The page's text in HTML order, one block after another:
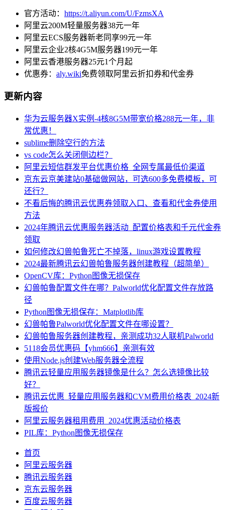
官方活动： https://t.aliyun.com/U/FzmsXA
阿里云200M轻量服务器38元一年
阿里云ECS服务器新老同享99元一年
阿里云企业2核4G5M服务器199元一年
阿里云香港服务器25元1个月起
优惠券： aly.wiki免费领取阿里云折扣券和代金券
更新内容
华为云服务器X实例-4核8G5M带宽价格288元一年，非
常优惠！
sublime删除空行的方法
vs code怎么关闭侧边栏？
阿里云短信群发平台优惠价格_全网专属最低价渠道
京东云京美建站0基础做网站，可选600多免费模板，可
还行？
不看后悔的腾讯云优惠券领取入口、查看和代金券使用
方法
2024年腾讯云优惠服务器活动_配置价格表和千元代金券
领取
如何修改幻兽帕鲁死亡不掉落，linux游戏设置教程
2024最新腾讯云幻兽帕鲁服务器创建教程（超简单）
OpenCV库：Python图像无损保存
幻兽帕鲁配置文件在哪？Palworld优化配置文件存放路
径
Python图像无损保存：Matplotlib库
幻兽帕鲁Palworld优化配置文件在哪设置？
幻兽帕鲁服务器创建教程，亲测成功32人联机Palworld
5118会员优惠码【yhm666】亲测有效
使用Node.js创建Web服务器全流程
腾讯云轻量应用服务器镜像是什么？怎么选镜像比较
好？
腾讯云优惠_轻量应用服务器和CVM费用价格表_2024新
版报价
阿里云服务器租用费用_2024优惠活动价格表
PIL库：Python图像无损保存
首页
阿里云服务器
腾讯云服务器
京东云服务器
百度云服务器